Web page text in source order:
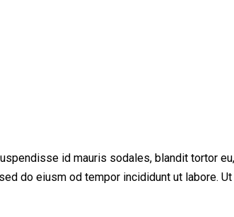
id mauris sodales, blandit tortor
do eiusm od tempor incididunt ut labore.